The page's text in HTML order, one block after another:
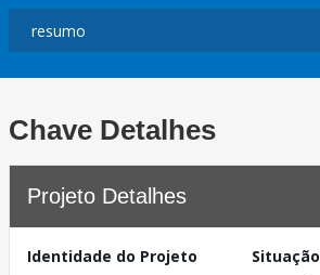
Chave Detalhes
Projeto Detalhes
Identidade do Projeto
Situação